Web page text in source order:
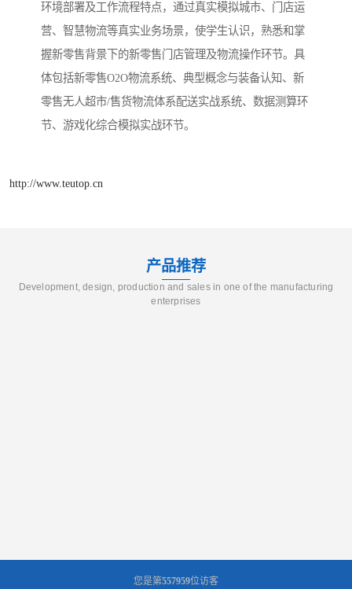
环境部署及工作流程特点，通过真实模拟城市、门店运
营、智慧物流等真实业务场景，使学生认识，熟悉和掌
握新零售背景下的新零售门店管理及物流操作环节。具
体包括新零售O2O物流系统、典型概念与装备认知、新
零售无人超市/售货物流体系配送实战系统、数据测算环
节、游戏化综合模拟实战环节。
http://www.teutop.cn
产品推荐
Development, design, production and sales in one of the manufacturing
enterprises
您是第557959位访客